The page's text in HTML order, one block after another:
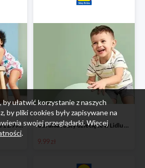
Moda dziecięca w Lidlu od 11.99 zł Ubrania i buty dziecięce w Lidlu Online od 9,99 zł
9.99 zł
ułatwić korzystanie z naszych
by pliki cookies były zapisywane na
swojej przeglądarki. Więcej
.